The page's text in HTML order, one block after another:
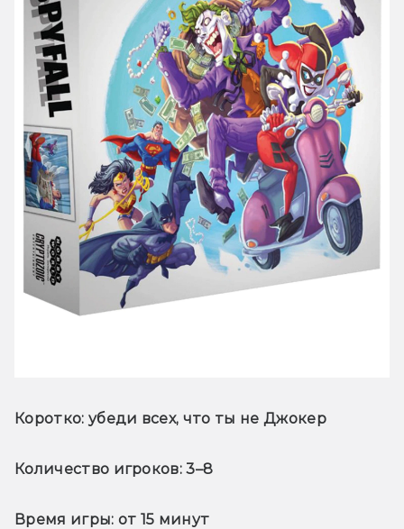
Коротко: убеди всех, что ты не Джокер
Количество игроков: 3–8
Время игры: от 15 минут